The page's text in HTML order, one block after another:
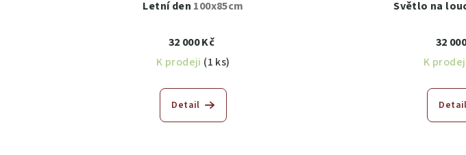
Letní den 100x85cm
32 000 Kč
K prodeji (1 ks)
Detail
Světlo na
32
K
Detail